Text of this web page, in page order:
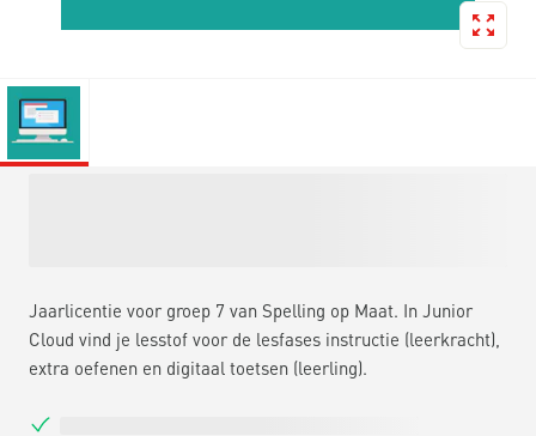
Jaarlicentie voor groep 7 van Spelling op Maat. In Junior
Cloud vind je lesstof voor de lesfases instructie (leerkracht),
extra oefenen en digitaal toetsen (leerling).